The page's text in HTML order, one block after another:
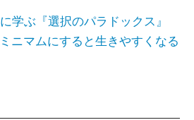
学ぶ『選択のパラドックス』
ニマムにすると生きやすくなる